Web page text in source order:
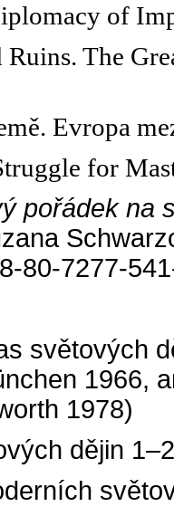
of
The
Evropa
for
pořádek na
80-7277-
světových
1966,
1978)
dějin